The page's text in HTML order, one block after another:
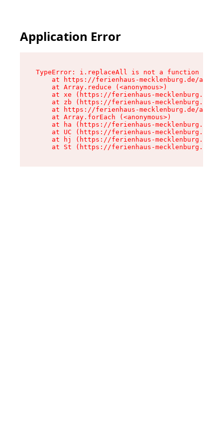
Application Error
TypeError: i.replaceAll is not a function
at https://ferienhaus-mecklenburg.de/
    at Array.reduce (<anonymous>)
at xe (https://ferienhaus-mecklenburg.de/
at zb (https://ferienhaus-mecklenburg.de/
at https://ferienhaus-mecklenburg.de/
    at Array.forEach (<anonymous>)
at ha (https://ferienhaus-mecklenburg.de/
at UC (https://ferienhaus-mecklenburg.de/
at hj (https://ferienhaus-mecklenburg.de/
at St (https://ferienhaus-mecklenburg.de/